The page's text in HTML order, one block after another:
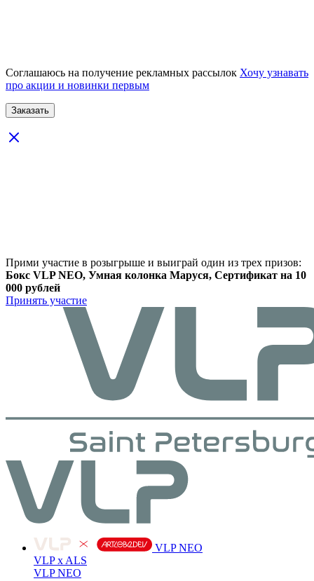
Соглашаюсь на получение рекламных рассылок Хочу узнавать
про акции и новинки первым
Прими участие в розыгрыше и выиграй один из трех призов:
Бокс VLP NEO, Умная колонка Маруся, Сертификат на 10
000 рублей
Принять участие
VLP NEO
VLP x ALS
VLP NEO